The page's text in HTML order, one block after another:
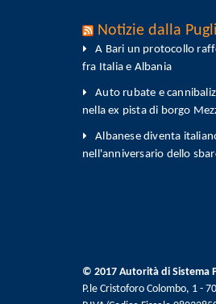
Notizie dalla
A Bari un protocollo
fra Italia e Albania
Auto rubate e
nella ex pista di borgo
Albanese diventa
nell'anniversario dello
© 2017 Autorità di Sistema
P.le Cristoforo Colombo, 1 -